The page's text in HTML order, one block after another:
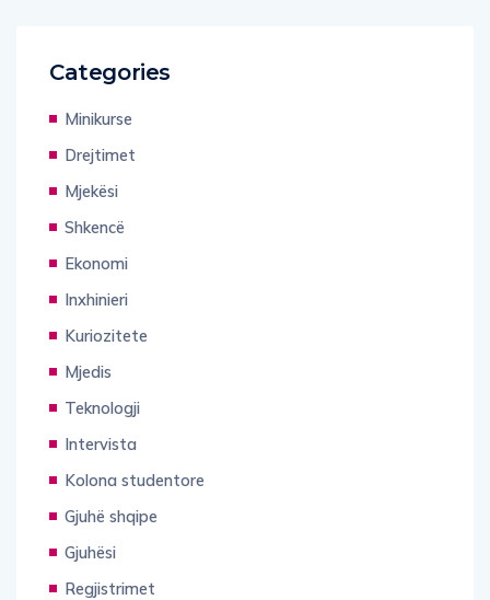
Categories
Minikurse
Drejtimet
Mjekësi
Shkencë
Ekonomi
Inxhinieri
Kuriozitete
Mjedis
Teknologji
Intervista
Kolona studentore
Gjuhë shqipe
Gjuhësi
Regjistrimet